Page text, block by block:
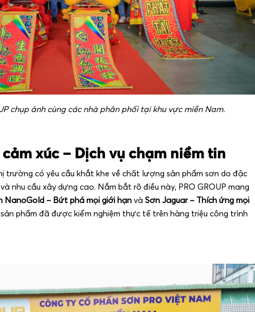
chụp ảnh cùng các nhà phân phối tại khu vực miền Nam.
xúc – Dịch vụ chạm niềm tin
trường có yêu cầu khắt khe về chất lượng sản phẩm sơn do đặc
nhu cầu xây dựng cao. Nắm bắt rõ điều này, PRO GROUP mang
NanoGold – Bứt phá mọi giới hạn và Sơn Jaguar – Thích ứng mọi
phẩm đã được kiểm nghiệm thực tế trên hàng triệu công trình